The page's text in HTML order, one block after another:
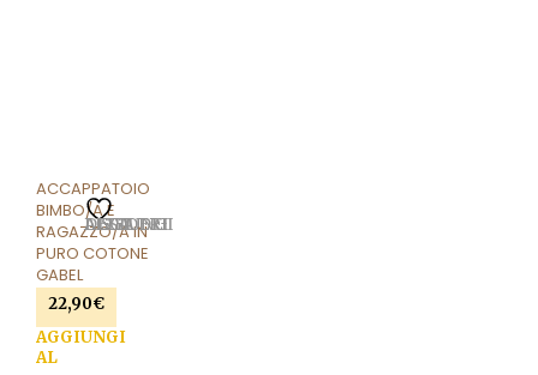
AGGIUNGI ALLA LISTA DEI DESIDERI
ACCAPPATOIO
BIMBO/A E
RAGAZZO/A IN
PURO COTONE
GABEL
22,90€
AGGIUNGI
AL